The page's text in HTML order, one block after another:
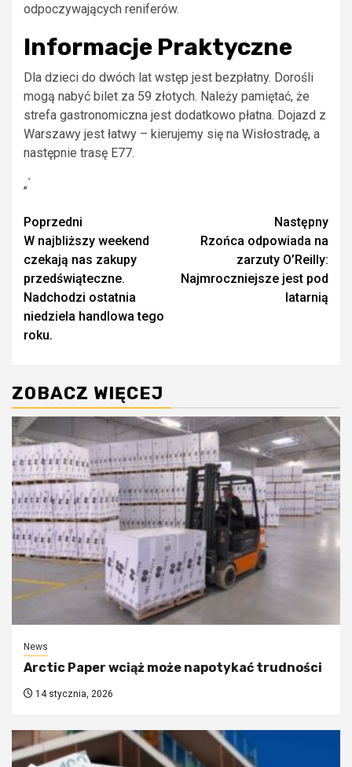
odpoczywających reniferów.
Informacje Praktyczne
Dla dzieci do dwóch lat wstęp jest bezpłatny. Dorośli
mogą nabyć bilet za 59 złotych. Należy pamiętać, że
strefa gastronomiczna jest dodatkowo płatna. Dojazd z
Warszawy jest łatwy – kierujemy się na Wisłostradę, a
następnie trasę E77.
„`
Zobacz
wpisy
Poprzedni
W najbliższy weekend
czekają nas zakupy
przedświąteczne.
Nadchodzi ostatnia
niedziela handlowa tego
roku.
Następny
Rzońca odpowiada na
zarzuty O’Reilly:
Najmroczniejsze jest pod
latarnią
ZOBACZ WIĘCEJ
News
Arctic Paper wciąż może napotykać trudności
14 stycznia, 2026